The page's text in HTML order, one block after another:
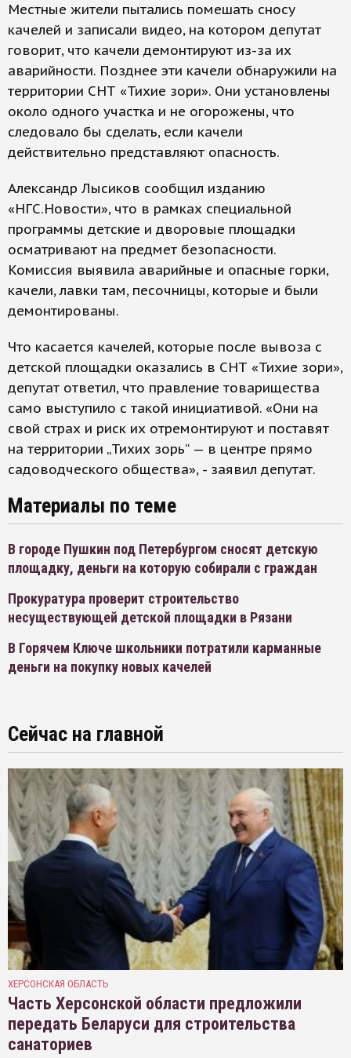
Местные жители пытались помешать сносу
качелей и записали видео, на котором депутат
говорит, что качели демонтируют из-за их
аварийности. Позднее эти качели обнаружили на
территории СНТ «Тихие зори». Они установлены
около одного участка и не огорожены, что
следовало бы сделать, если качели
действительно представляют опасность.
Александр Лысиков сообщил изданию
«НГС.Новости», что в рамках специальной
программы детские и дворовые площадки
осматривают на предмет безопасности.
Комиссия выявила аварийные и опасные горки,
качели, лавки там, песочницы, которые и были
демонтированы.
Что касается качелей, которые после вывоза с
детской площадки оказались в СНТ «Тихие зори»,
депутат ответил, что правление товарищества
само выступило с такой инициативой. «Они на
свой страх и риск их отремонтируют и поставят
на территории „Тихих зорь“ — в центре прямо
садоводческого общества», - заявил депутат.
Материалы по теме
В городе Пушкин под Петербургом сносят детскую
площадку, деньги на которую собирали с граждан
Прокуратура проверит строительство
несуществующей детской площадки в Рязани
В Горячем Ключе школьники потратили карманные
деньги на покупку новых качелей
Сейчас на главной
ХЕРСОНСКАЯ ОБЛАСТЬ
Часть Херсонской области предложили
передать Беларуси для строительства
санаториев